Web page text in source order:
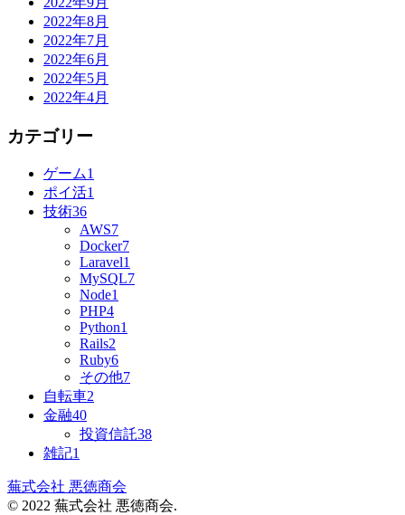
2022年8月
2022年7月
2022年6月
2022年5月
2022年4月
カテゴリー
ゲーム1
ポイ活1
技術36
AWS7
Docker7
Laravel1
MySQL7
Node1
PHP4
Python1
Rails2
Ruby6
その他7
自転車2
金融40
投資信託38
雑記1
蕪式会社 悪徳商会
© 2022 蕪式会社 悪徳商会.